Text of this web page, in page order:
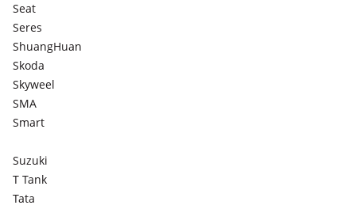
Seat
Seres
ShuangHuan
Skoda
Skyweel
SMA
Smart
Suzuki
T Tank
Tata